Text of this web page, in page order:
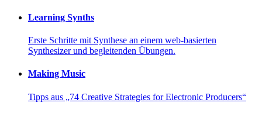
Learning Synths
Erste Schritte mit Synthese an einem web-basierten
Synthesizer und begleitenden Übungen.
Making Music
Tipps aus „74 Creative Strategies for Electronic Producers“